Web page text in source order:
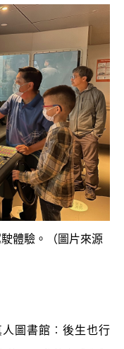
體驗 。
（圖片來源
圖書館︰後生也行